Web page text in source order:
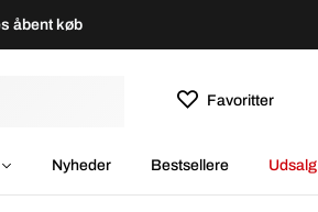
åbent køb
Favoritter
Nyheder Bestsellere Udsalg